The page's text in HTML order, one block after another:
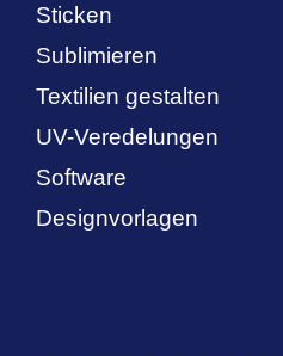
Sticken
Sublimieren
Textilien gestalten
UV-Veredelungen
Software
Designvorlagen